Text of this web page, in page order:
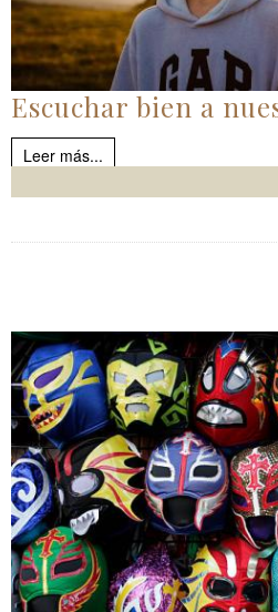
Escuchar bien a
Leer más...